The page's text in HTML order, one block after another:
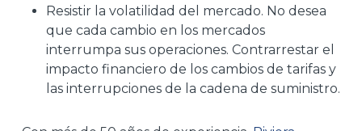
Resistir la volatilidad del mercado. No desea
que cada cambio en los mercados
interrumpa sus operaciones. Contrarrestar el
impacto financiero de los cambios de tarifas y
las interrupciones de la cadena de suministro.